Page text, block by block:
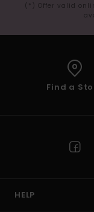
(*) Offer valid
Find a
HELP